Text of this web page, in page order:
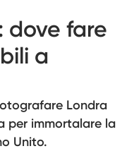
dove fare
a
Londra
per immortalare la
Unito.